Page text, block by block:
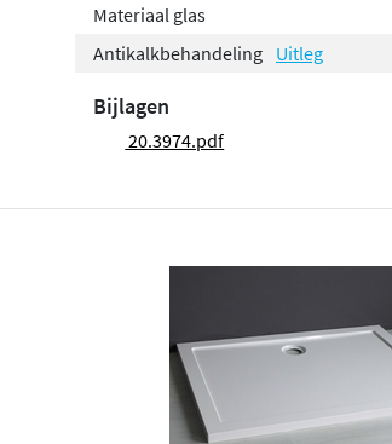
Materiaal glas
Antikalkbehandeling Uitleg
Bijlagen
20.3974.pdf